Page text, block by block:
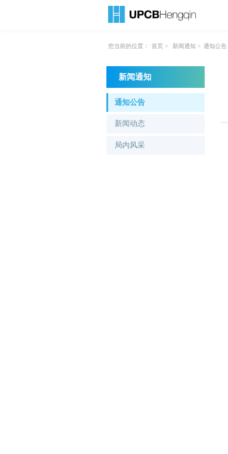
您当前的位置： 首页 > 新闻通知 > 通知公告
新闻通知
通知公告
新闻动态
局内风采